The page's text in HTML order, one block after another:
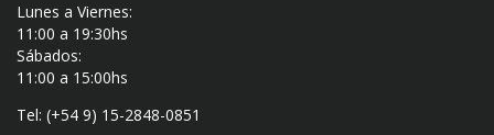
Lunes a Viernes:
11:00 a 19:30hs
Sábados:
11:00 a 15:00hs
Tel: (+54 9) 15-2848-0851